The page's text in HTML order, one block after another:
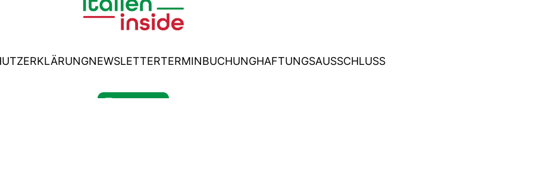
NEWSLETTERTERMINBUCHUNGHAFTUNGSAUSSCHLUSS